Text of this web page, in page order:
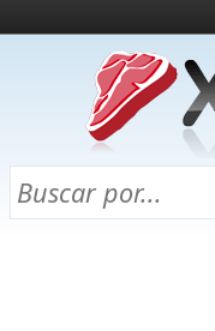
¿Qué es esto?
Directorio
Chuletas para exámenes